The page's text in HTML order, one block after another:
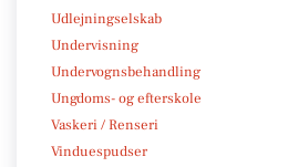
Udlejningselskab
Undervisning
Undervognsbehandling
Ungdoms- og efterskole
Vaskeri / Renseri
Vinduespudser